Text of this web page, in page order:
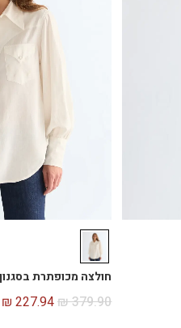
חולצה מכופתרת בסגנון
₪379.90
₪ 227.94